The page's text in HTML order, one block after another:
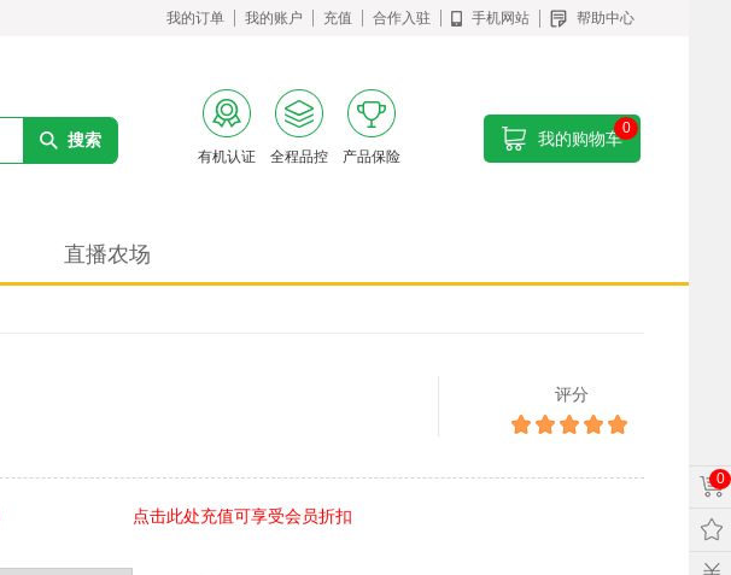
我的订单 我的账户 充值 合作入驻 手机网站 帮助中心
搜索
有机认证 全程品控 产品保险
我的购物车
0
直播农场
评分
点击此处充值可享受会员折扣
0